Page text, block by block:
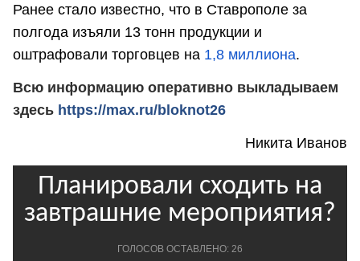
Ранее стало известно, что в Ставрополе за
полгода изъяли 13 тонн продукции и
оштрафовали торговцев на 1,8 миллиона.
Всю информацию оперативно выкладываем
здесь https://max.ru/bloknot26
Никита Иванов